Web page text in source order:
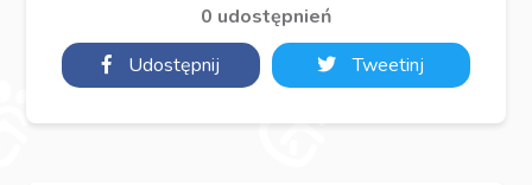
0 udostępnień
Udostępnij
Tweetinj